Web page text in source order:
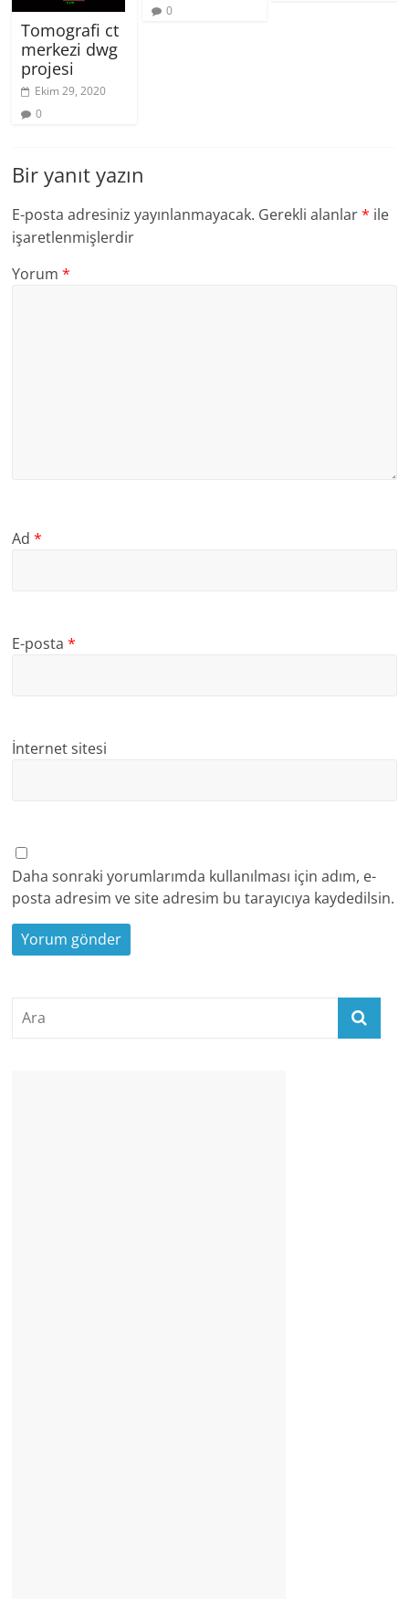
Tomografi ct
merkezi dwg
projesi
Ekim 29, 2020
0
0
Bir yanıt yazın
E-posta adresiniz yayınlanmayacak. Gerekli alanlar* ile
işaretlenmişlerdir
Yorum*
Ad*
E-posta*
İnternet sitesi
Daha sonraki yorumlarımda kullanılması için adım, e-
posta adresim ve site adresim bu tarayıcıya kaydedilsin.